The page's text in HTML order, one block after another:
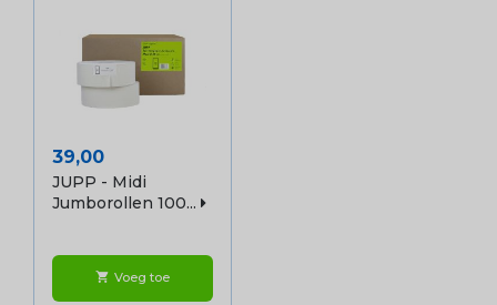
Prijs
39,00
JUPP - Midi
Jumborollen 100...
shopping_cart Voeg toe